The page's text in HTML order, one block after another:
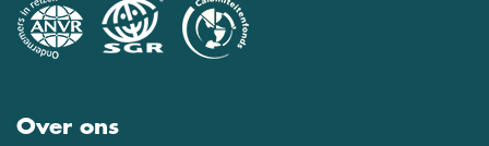
Over ons